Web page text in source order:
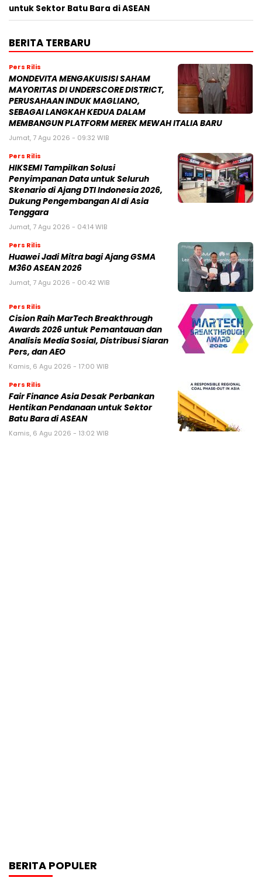
untuk Sektor Batu Bara di ASEAN
BERITA TERBARU
Pers Rilis
MONDEVITA MENGAKUISISI SAHAM
MAYORITAS DI UNDERSCORE DISTRICT,
PERUSAHAAN INDUK MAGLIANO,
SEBAGAI LANGKAH KEDUA DALAM
MEMBANGUN PLATFORM MEREK MEWAH ITALIA BARU
Jumat, 7 Agu 2026 - 09:32 WIB
Pers Rilis
HIKSEMI Tampilkan Solusi
Penyimpanan Data untuk Seluruh
Skenario di Ajang DTI Indonesia 2026,
Dukung Pengembangan AI di Asia
Tenggara
Jumat, 7 Agu 2026 - 04:14 WIB
Pers Rilis
Huawei Jadi Mitra bagi Ajang GSMA
M360 ASEAN 2026
Jumat, 7 Agu 2026 - 00:42 WIB
Pers Rilis
Cision Raih MarTech Breakthrough
Awards 2026 untuk Pemantauan dan
Analisis Media Sosial, Distribusi Siaran
Pers, dan AEO
Kamis, 6 Agu 2026 - 17:00 WIB
Pers Rilis
Fair Finance Asia Desak Perbankan
Hentikan Pendanaan untuk Sektor
Batu Bara di ASEAN
Kamis, 6 Agu 2026 - 13:02 WIB
BERITA POPULER